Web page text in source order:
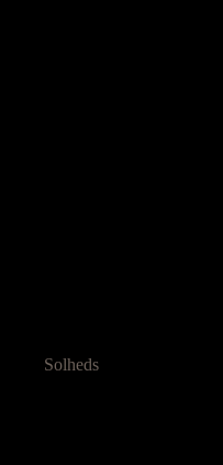
Solheds